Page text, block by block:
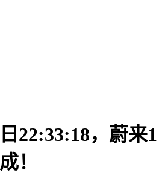
22:33:18，蔚来1
！